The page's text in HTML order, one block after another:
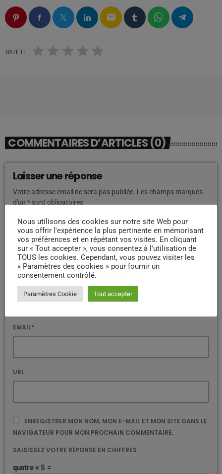
email
RATE IT
COMMENTAIRES D’ARTICLES (0)
Laisser une réponse
Votre adresse email ne sera pas publiée. Les champs marqués
d'un * sont obligatoires
COMMENTAIRE*
EMAIL*
URL
ENREGISTRER MON NOM, MON E-MAIL ET MON SITE DANS LE
NAVIGATEUR POUR MON PROCHAIN COMMENTAIRE.
SAISISSEZ VOTRE RÉPONSE EN CHIFFRES
quatre × 5 =
Nous utilisons des cookies sur notre site Web pour
vous offrir l'expérience la plus pertinente en mémorisant
vos préférences et en répétant vos visites. En cliquant
sur « Tout accepter », vous consentez à l'utilisation de
TOUS les cookies. Cependant, vous pouvez visiter les
« Paramètres des cookies » pour fournir un
consentement contrôlé.
Paramètres Cookie Tout accepter